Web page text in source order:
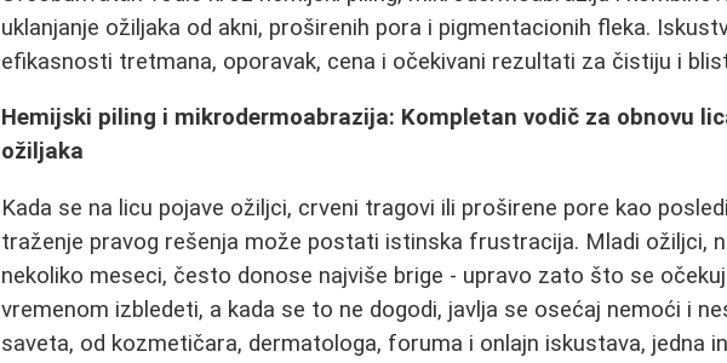
uklanjanje ožiljaka od akni, proširenih pora i pigmentacionih fleka.
efikasnosti tretmana, oporavak, cena i očekivani rezultati za čistiju i
Hemijski piling i mikrodermoabrazija: Kompletan vodič za obnovu
ožiljaka
Kada se na licu pojave ožiljci, crveni tragovi ili proširene pore kao
traženje pravog rešenja može postati istinska frustracija. Mladi ožiljci,
nekoliko meseci, često donose najviše brige - upravo zato što se
vremenom izbledeti, a kada se to ne dogodi, javlja se osećaj nemoći i
saveta, od kozmetičara, dermatologa, foruma i onlajn iskustava, jedna